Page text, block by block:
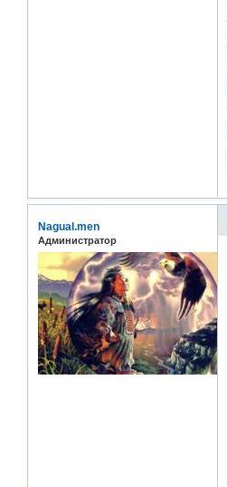
Nagual.men
Администратор